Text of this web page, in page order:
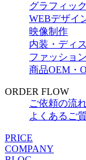
グラフィッ
WEBデザイ
映像制作
内装・ディ
ファッショ
商品OEM・
ORDER FLOW
ご依頼の流
よくあるご
PRICE
COMPANY